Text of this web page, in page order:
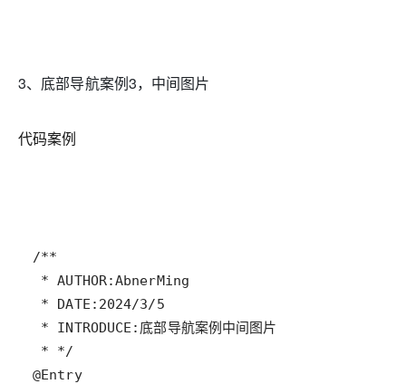
3、底部导航案例3，中间图片
代码案例
/**
* AUTHOR:AbnerMing
* DATE:2024/3/5
* INTRODUCE:底部导航案例中间图片
* */
@Entry